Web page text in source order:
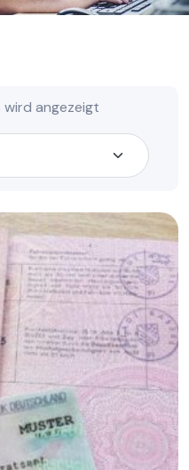
wird angezeigt